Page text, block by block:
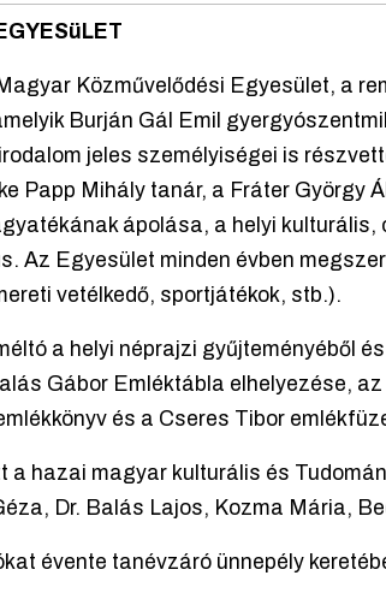
Közművelődési Egyesület, a
Burján Gál Emil
jeles személyiségei is
Papp Mihály tanár, a Fráter György
ápolása, a helyi
Az Egyesület minden évben
vetélkedő, sportjátékok, stb.).
a helyi néprajzi gyűjteményéből
Gábor Emléktábla elhelyezése,
és a Cseres Tibor
hazai magyar kulturális és
Dr. Balás Lajos, Kozma Mária,
évente tanévzáró ünnepély